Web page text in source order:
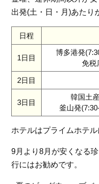
出発(土・日・月)あたり
日程
1日目
博多港発
免税
2日目
3日目
韓国土
釜山発
ホテルはプライムホテル
9月より8月が安くなる
行にはお勧めです。